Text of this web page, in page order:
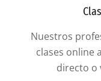
Nuestros
clases online
directo o